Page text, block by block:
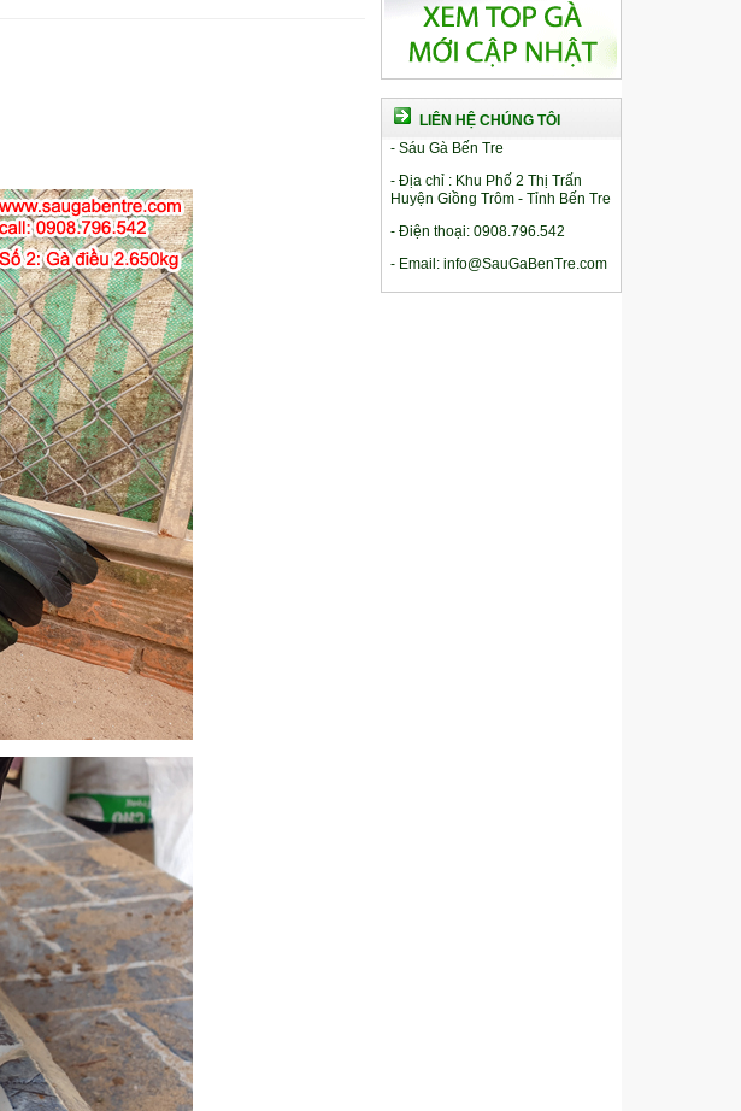
LIÊN HỆ CHÚNG TÔI
- Sáu Gà Bến Tre
- Địa chỉ : Khu Phố 2 Thị Trấn
Huyện Giồng Trôm - Tỉnh Bến Tre
- Điện thoại: 0908.796.542
- Email: info@SauGaBenTre.com